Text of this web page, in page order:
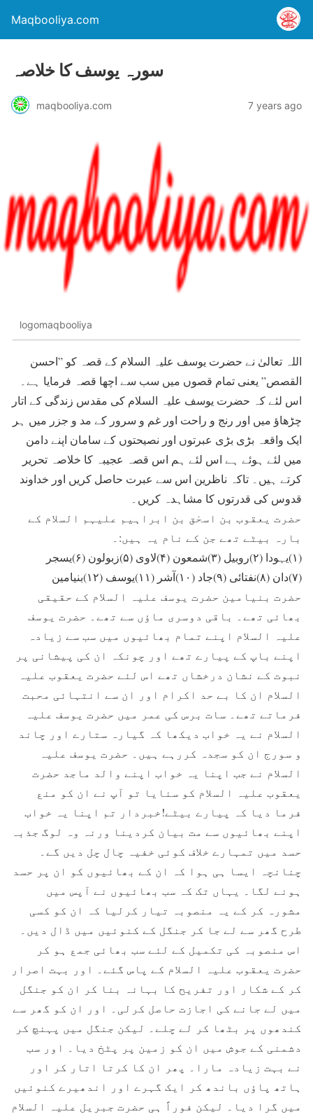
Maqbooliya.com
سورہ یوسف کا خلاصہ
maqbooliya.com 7 years ago
logomaqbooliya
اللہ تعالیٰ نے حضرت یوسف علیہ السلام کے قصہ کو ”احسن
القصص” یعنی تمام قصوں میں سب سے اچھا قصہ فرمایا ہے۔
اس لئے کہ حضرت یوسف علیہ السلام کی مقدس زندگی کے اتار
چڑھاؤ میں اور رنج و راحت اور غم و سرور کے مد و جزر میں ہر
ایک واقعہ بڑی بڑی عبرتوں اور نصیحتوں کے سامان اپنے دامن
میں لئے ہوئے ہے اس لئے ہم اس قصہ عجیبہ کا خلاصہ تحریر
کرتے ہیں۔ تاکہ ناظرین اس سے عبرت حاصل کریں اور خداوند
قدوس کی قدرتوں کا مشاہدہ کریں۔
حضرت یعقوب بن اسحٰق بن ابراہیم علیہم السلام کے
بارہ بیٹے تھے جن کے نام یہ ہیں:۔
(۱)یہودا (۲)روبیل (۳)شمعون (۴)لاوی (۵)زبولون (۶)یسجر
(۷)دان (۸)نفتائی (۹)جاد (۱۰)آشر (۱۱)یوسف (۱۲)بنیامین
حضرت بنیامین حضرت یوسف علیہ السلام کے حقیقی
بھائی تھے۔ باقی دوسری ماؤں سے تھے۔ حضرت یوسف
علیہ السلام اپنے تمام بھائیوں میں سب سے زیادہ
اپنے باپ کے پیارے تھے اور چونکہ ان کی پیشانی پر
نبوت کے نشان درخشاں تھے اس لئے حضرت یعقوب علیہ
السلام ان کا بے حد اکرام اور ان سے انتہائی محبت
فرماتے تھے۔ سات برس کی عمر میں حضرت یوسف علیہ
السلام نے یہ خواب دیکھا کہ گیارہ ستارے اور چاند
و سورج ان کو سجدہ کررہے ہیں۔ حضرت یوسف علیہ
السلام نے جب اپنا یہ خواب اپنے والد ماجد حضرت
یعقوب علیہ السلام کو سنایا تو آپ نے ان کو منع
فرما دیا کہ پیارے بیٹے!خبردار تم اپنا یہ خواب
اپنے بھائیوں سے مت بیان کردینا ورنہ وہ لوگ جذبہ
حسد میں تمہارے خلاف کوئی خفیہ چال چل دیں گے۔
چنانچہ ایسا ہی ہوا کہ ان کے بھائیوں کو ان پر حسد
ہونے لگا۔ یہاں تک کہ سب بھائیوں نے آپس میں
مشورہ کر کے یہ منصوبہ تیار کرلیا کہ ان کو کسی
طرح گھر سے لے جا کر جنگل کے کنوئیں میں ڈال دیں۔
اس منصوبہ کی تکمیل کے لئے سب بھائی جمع ہو کر
حضرت یعقوب علیہ السلام کے پاس گئے۔ اور بہت اصرار
کر کے شکار اور تفریح کا بہانہ بنا کر ان کو جنگل
میں لے جانے کی اجازت حاصل کرلی۔ اور ان کو گھر سے
کندھوں پر بٹھا کر لے چلے۔ لیکن جنگل میں پہنچ کر
دشمنی کے جوش میں ان کو زمین پر پٹخ دیا۔ اور سب
نے بہت زیادہ مارا۔ پھر ان کا کرتا اتار کر اور
ہاتھ پاؤں باندھ کر ایک گہرے اور اندھیرے کنوئیں
میں گرا دیا۔ لیکن فوراً ہی حضرت جبریل علیہ السلام